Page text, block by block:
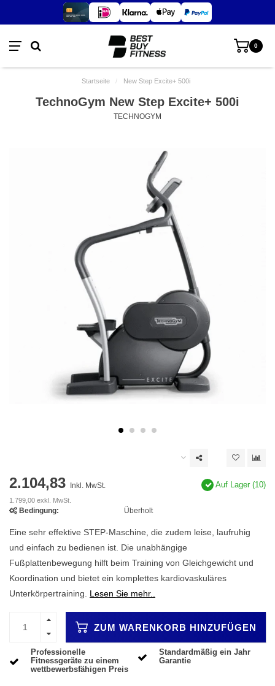
0
Startseite / New Step Excite+ 500i
TechnoGym New Step Excite+ 500i
TECHNOGYM
2.104,83 Inkl. MwSt.
1.799,00 exkl. MwSt.
Auf Lager (10)
Bedingung: Überholt
Eine sehr effektive STEP-Maschine, die zudem leise, laufruhig
und einfach zu bedienen ist. Die unabhängige
Fußplattenbewegung hilft beim Training von Gleichgewicht und
Koordination und bietet ein komplettes kardiovaskuläres
Unterkörpertraining. Lesen Sie mehr..
ZUM WARENKORB HINZUFÜGEN
Professionelle
Fitnessgeräte zu einem
wettbewerbsfähigen Preis
Standardmäßig ein Jahr
Garantie